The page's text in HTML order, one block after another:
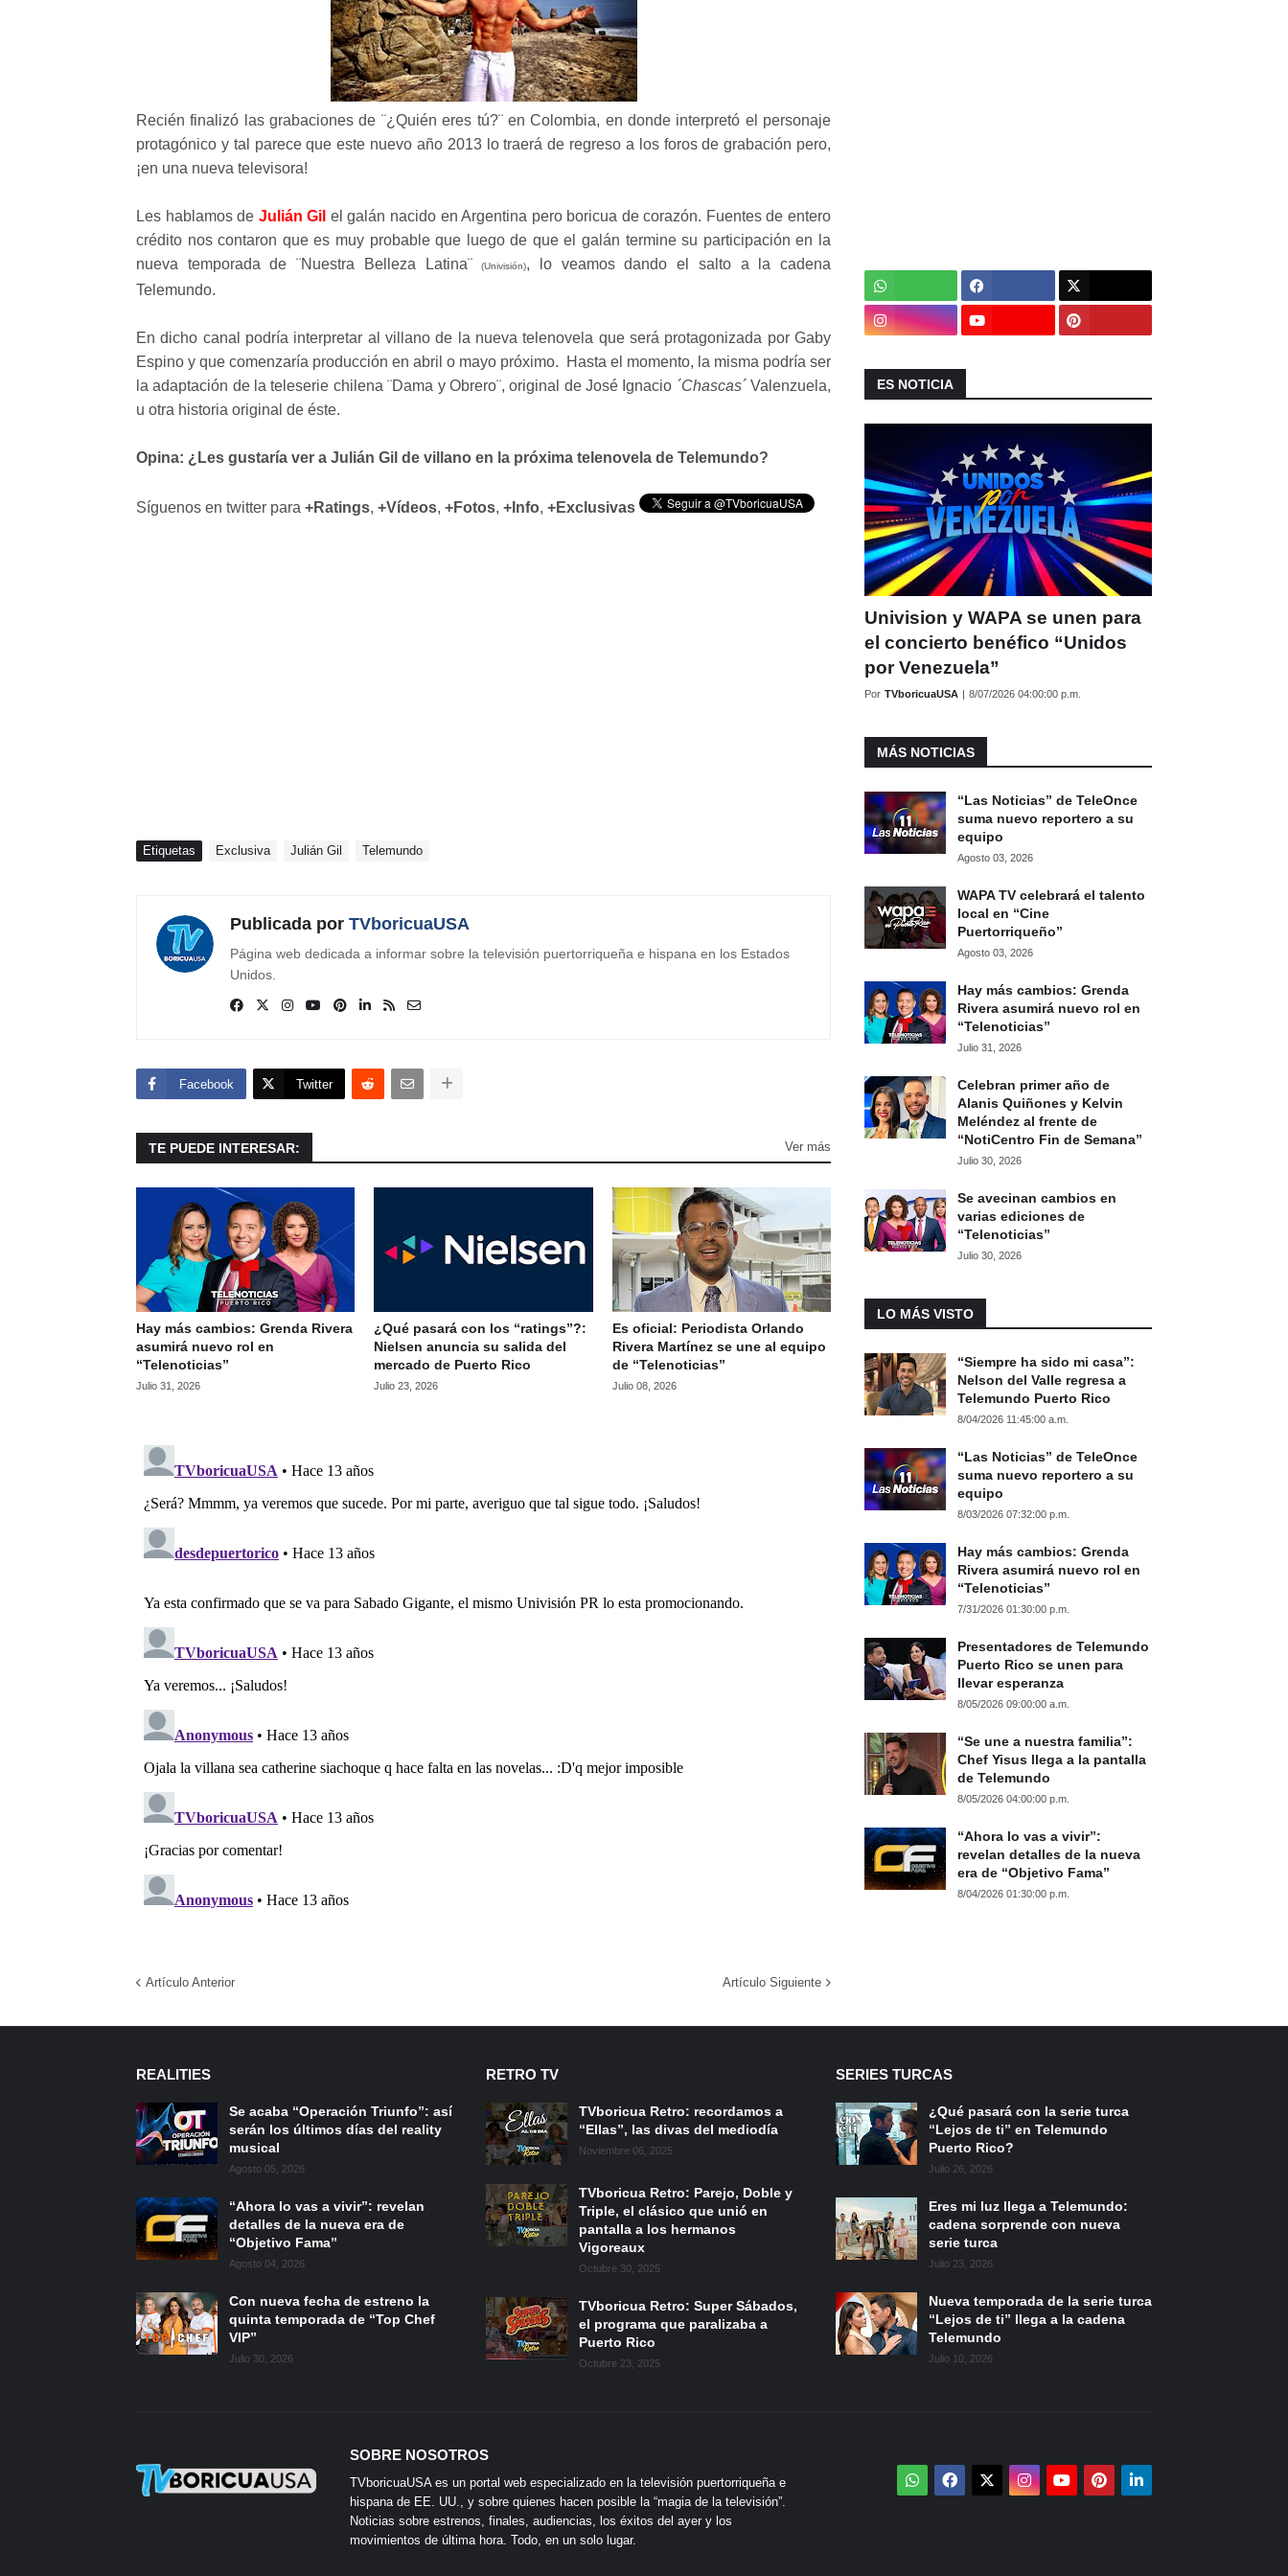
Recién finalizó las grabaciones de ¨¿Quién eres tú?¨ en Colombia, en donde interpretó el personaje
protagónico y tal parece que este nuevo año 2013 lo traerá de regreso a los foros de grabación pero,
¡en una nueva televisora!
Les hablamos de Julián Gil el galán nacido en Argentina pero boricua de corazón. Fuentes de entero
crédito nos contaron que es muy probable que luego de que el galán termine su participación en la
nueva temporada de ¨Nuestra Belleza Latina¨(Univisión), lo veamos dando el salto a la cadena
Telemundo.
En dicho canal podría interpretar al villano de la nueva telenovela que será protagonizada por Gaby
Espino y que comenzaría producción en abril o mayo próximo. Hasta el momento, la misma podría ser
la adaptación de la teleserie chilena ¨Dama y Obrero¨, original de José Ignacio ´Chascas´ Valenzuela,
u otra historia original de éste.
Opina: ¿Les gustaría ver a Julián Gil de villano en la próxima telenovela de Telemundo?
Síguenos en twitter para +Ratings, +Vídeos, +Fotos, +Info, +Exclusivas
Etiquetas Exclusiva Julián Gil Telemundo
Publicada por TVboricuaUSA
Página web dedicada a informar sobre la televisión puertorriqueña e hispana en los Estados
Unidos.
Facebook Twitter
TE PUEDE INTERESAR: Ver más
Hay más cambios: Grenda Rivera
asumirá nuevo rol en
“Telenoticias”
Julio 31, 2026
¿Qué pasará con los “ratings”?:
Nielsen anuncia su salida del
mercado de Puerto Rico
Julio 23, 2026
Es oficial: Periodista Orlando
Rivera Martínez se une al equipo
de “Telenoticias”
Julio 08, 2026
Artículo Anterior Artículo Siguiente
ES NOTICIA
Univision y WAPA se unen para
el concierto benéfico “Unidos
por Venezuela”
Por TVboricuaUSA | 8/07/2026 04:00:00 p.m.
MÁS NOTICIAS
“Las Noticias” de TeleOnce
suma nuevo reportero a su
equipo
Agosto 03, 2026
WAPA TV celebrará el talento
local en “Cine
Puertorriqueño”
Agosto 03, 2026
Hay más cambios: Grenda
Rivera asumirá nuevo rol en
“Telenoticias”
Julio 31, 2026
Celebran primer año de
Alanis Quiñones y Kelvin
Meléndez al frente de
“NotiCentro Fin de Semana”
Julio 30, 2026
Se avecinan cambios en
varias ediciones de
“Telenoticias”
Julio 30, 2026
LO MÁS VISTO
“Siempre ha sido mi casa”:
Nelson del Valle regresa a
Telemundo Puerto Rico
8/04/2026 11:45:00 a.m.
“Las Noticias” de TeleOnce
suma nuevo reportero a su
equipo
8/03/2026 07:32:00 p.m.
Hay más cambios: Grenda
Rivera asumirá nuevo rol en
“Telenoticias”
7/31/2026 01:30:00 p.m.
Presentadores de Telemundo
Puerto Rico se unen para
llevar esperanza
8/05/2026 09:00:00 a.m.
“Se une a nuestra familia”:
Chef Yisus llega a la pantalla
de Telemundo
8/05/2026 04:00:00 p.m.
“Ahora lo vas a vivir”:
revelan detalles de la nueva
era de “Objetivo Fama”
8/04/2026 01:30:00 p.m.
REALITIES
Se acaba “Operación Triunfo”: así
serán los últimos días del reality
musical
Agosto 05, 2026
“Ahora lo vas a vivir”: revelan
detalles de la nueva era de
“Objetivo Fama”
Agosto 04, 2026
Con nueva fecha de estreno la
quinta temporada de “Top Chef
VIP”
Julio 30, 2026
RETRO TV
TVboricua Retro: recordamos a
“Ellas”, las divas del mediodía
Noviembre 06, 2025
TVboricua Retro: Parejo, Doble y
Triple, el clásico que unió en
pantalla a los hermanos
Vigoreaux
Octubre 30, 2025
TVboricua Retro: Super Sábados,
el programa que paralizaba a
Puerto Rico
Octubre 23, 2025
SERIES TURCAS
¿Qué pasará con la serie turca
“Lejos de ti” en Telemundo
Puerto Rico?
Julio 26, 2026
Eres mi luz llega a Telemundo:
cadena sorprende con nueva
serie turca
Julio 23, 2026
Nueva temporada de la serie turca
“Lejos de ti” llega a la cadena
Telemundo
Julio 10, 2026
SOBRE NOSOTROS
TVboricuaUSA es un portal web especializado en la televisión puertorriqueña e
hispana de EE. UU., y sobre quienes hacen posible la “magia de la televisión”.
Noticias sobre estrenos, finales, audiencias, los éxitos del ayer y los
movimientos de última hora. Todo, en un solo lugar.